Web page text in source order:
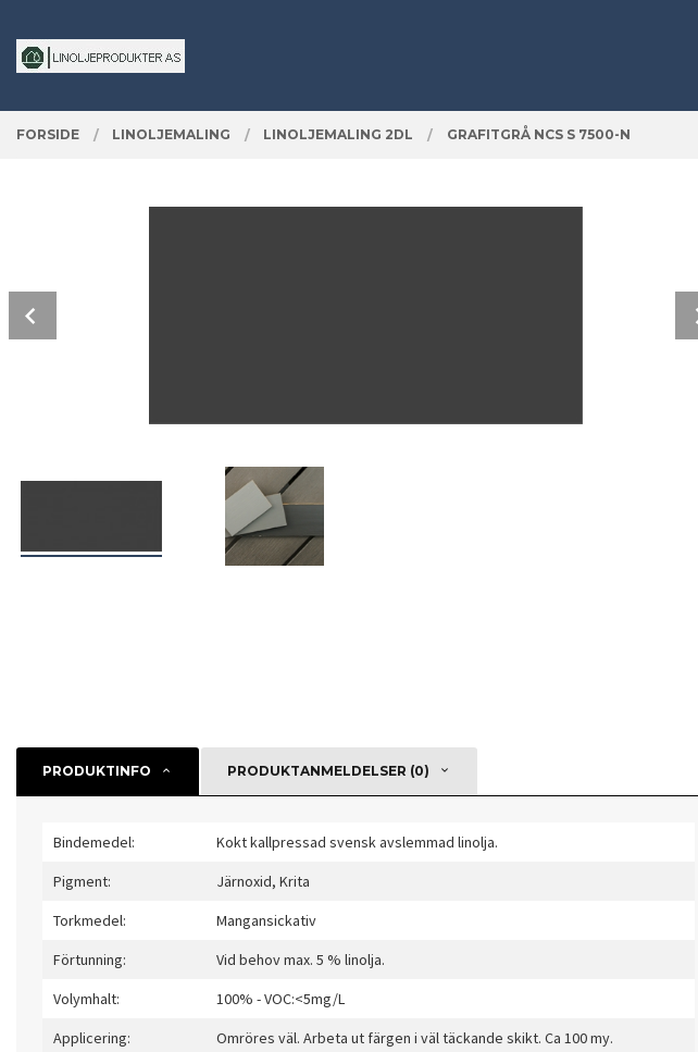
innholdet
FORSIDE LINOLJEMALING LINOLJEMALING 2DL GRAFITGRÅ NCS S 7500-N
PRODUKTINFO PRODUKTANMELDELSER (0)
Bindemedel:
Kokt kallpressad svensk avslemmad linolja.
Pigment:
Järnoxid, Krita
Torkmedel:
Mangansickativ
Förtunning:
Vid behov max. 5 % linolja.
Volymhalt:
100% - VOC:<5mg/L
Applicering:
Omröres väl. Arbeta ut färgen i väl täckande skikt. Ca 100 my.